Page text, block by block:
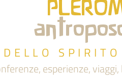
esperienze,